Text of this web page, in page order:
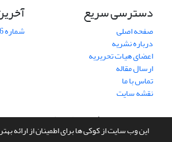
این وب سایت از کوکی ها برای اطمینان از ارائه
دسترسی سریع
صفحه اصلی
درباره نشریه
اعضای هیات تحریریه
ارسال مقاله
تماس با ما
نقشه سایت
شماره 56 فصلنامه راهبرد فرهنگ منتشر شد
سامانه مدیریت نشریات علمی.طراحی و پیاده